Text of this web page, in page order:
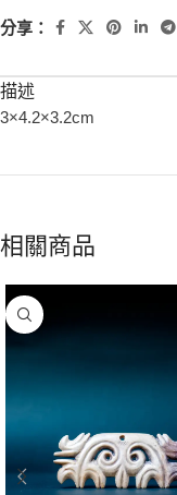
分享：
描述
3×4.2×3.2cm
相關商品